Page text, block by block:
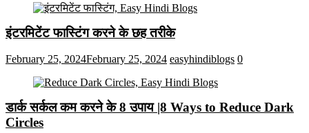
इंटरमिटेंट फास्टिंग करने के छह तरीके
February 25, 2024February 25, 2024 easyhindiblogs 0
डार्क सर्कल कम करने के 8 उपाय |8 Ways to Reduce Dark
Circles